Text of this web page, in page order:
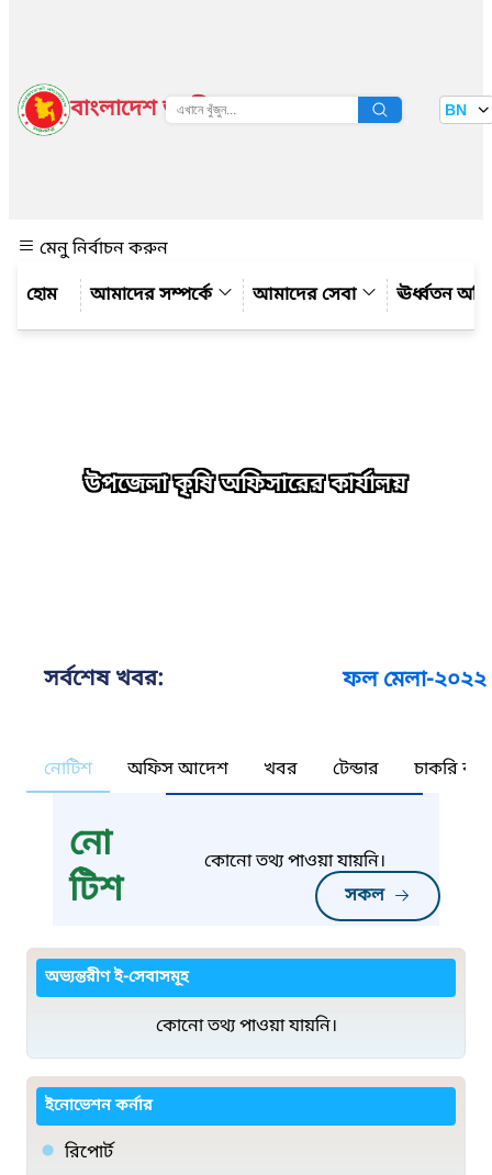
বাংলাদেশ জাতীয় তথ্য বাতায়ন BN
মেনু নির্বাচন করুন
আমাদের সম্পর্কে
আমাদের সেবা ঊর্ধ্বতন
উপজেলা কৃষি অফিসারের কার্যালয়
সর্বশেষ খবর: ফল মেলা-২০২২
নোটিশ অফিস আদেশ খবর টেন্ডার চাকরি
নো
টিশ
সকল
কোনো তথ্য পাওয়া যায়নি।
অভ্যন্তরীণ ই-সেবাসমূহ
কোনো তথ্য পাওয়া যায়নি।
ইনোভেশন কর্নার
রিপোর্ট